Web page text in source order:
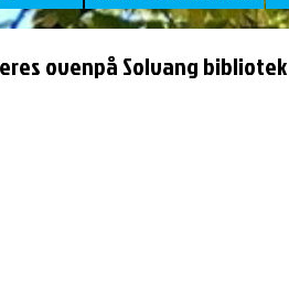
ovenpå Solvang bibliotek